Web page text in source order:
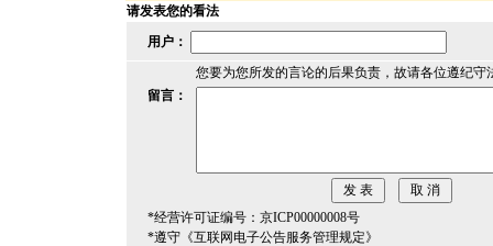
请发表您的看法
用户：
您要为您所发的言论的后果负责，故请各位遵纪守
留言：
*经营许可证编号：京ICP00000008号
*遵守《互联网电子公告服务管理规定》